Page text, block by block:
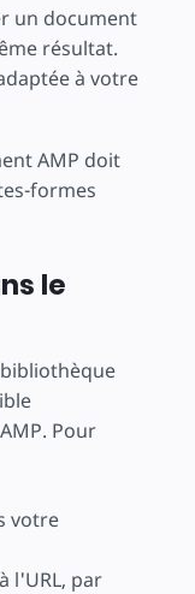
un document
résultat.
à votre
AMP doit
formes
le
Pour
votre
l'URL, par